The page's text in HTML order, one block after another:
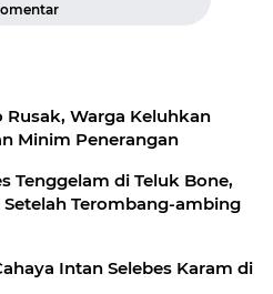
Warga Keluhkan
Minim Penerangan
Tenggelam di Teluk Bone,
Terombang-ambing
Intan Selebes Karam di